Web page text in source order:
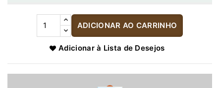
ADICIONAR AO CARRINHO
Adicionar à Lista de Desejos